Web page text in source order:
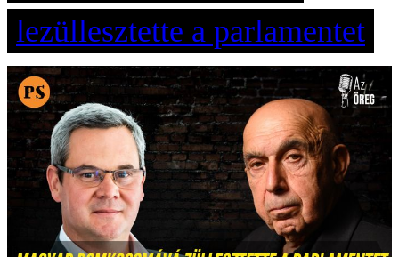
lezüllesztette a parlamentet